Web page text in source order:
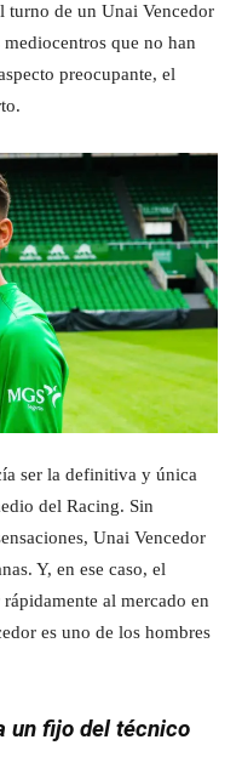
turno de un Unai Vencedor
que no han
preocupante, el
ser la definitiva y única
del Racing. Sin
Unai Vencedor
Y, en ese caso, el
al mercado en
es uno de los hombres
un fijo del técnico